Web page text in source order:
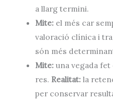
a llarg termini.
Mite: el més car
valoració clínica i
són més
Mite: una vegada
res. Realitat: la
per conservar